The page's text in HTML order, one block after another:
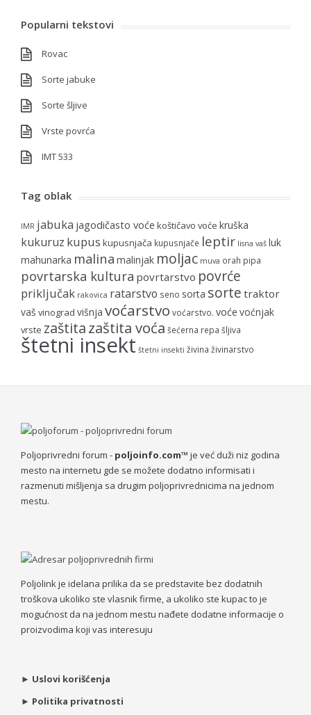
Popularni tekstovi
Rovac
Sorte jabuke
Sorte šljive
Vrste povrća
IMT 533
Tag oblak
IMR jabuka jagodičasto voće koštičavo voće kruška
kukuruz kupus kupusnjača kupusnjače leptir lisna vaš luk
mahunarka malina malinjak moljac muva orah pipa
povrtarska kultura povrtarstvo povrće
priključak rakovica ratarstvo seno sorta sorte traktor
vaš vinograd višnja voćarstvo voćarstvo. voće voćnjak
vrste zaštitazaštita voća šećerna repa šljiva
štetni insekt štetni insekti živina živinarstvo
Poljoprivredni forum - poljoinfo.com™ je već duži niz godina
mesto na internetu gde se možete dodatno informisati i
razmenuti mišljenja sa drugim poljoprivrednicima na jednom
mestu.
Poljolink je idelana prilika da se predstavite bez dodatnih
troškova ukoliko ste vlasnik firme, a ukoliko ste kupac to je
mogućnost da na jednom mestu nađete dodatne informacije o
proizvodima koji vas interesuju
► Uslovi korišćenja
► Politika privatnosti